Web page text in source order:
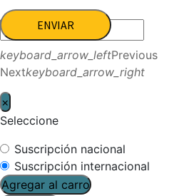
ENVIAR
keyboard_arrow_leftPrevious
Nextkeyboard_arrow_right
×
Seleccione
Suscripción nacional
Suscripción internacional
Agregar al carro